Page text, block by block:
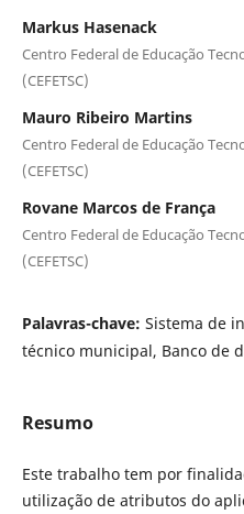
Markus Hasenack
Centro Federal de Educação
(CEFETSC)
Mauro Ribeiro Martins
Centro Federal de Educação
(CEFETSC)
Rovane Marcos de França
Centro Federal de Educação
(CEFETSC)
Palavras-chave: Sistema de
técnico municipal, Banco de
Resumo
Este trabalho tem por
utilização de atributos do